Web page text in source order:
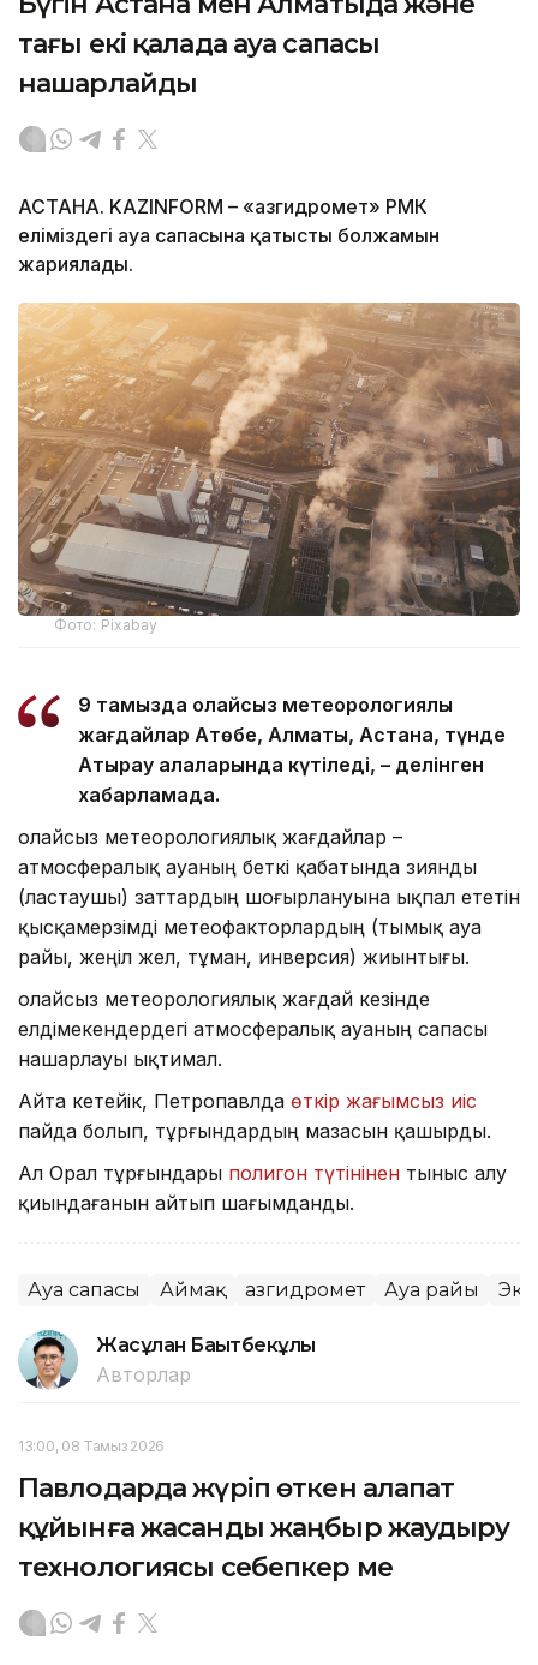
тағы екі қалада ауа сапасы
нашарлайды
АСТАНА. KAZINFORM – «Қазгидромет» РМК
еліміздегі ауа сапасына қатысты болжамын
жариялады.
Фото: Pixabay
9 тамызда қолайсыз метеорологиялық
жағдайлар Ақтөбе, Алматы, Астана, түнде
Атырау қалаларында күтіледі, – делінген
хабарламада.
Қолайсыз метеорологиялық жағдайлар –
атмосфералық ауаның беткі қабатында зиянды
(ластаушы) заттардың шоғырлануына ықпал ететін
қысқамерзімді метеофакторлардың (тымық ауа
райы, жеңіл жел, тұман, инверсия) жиынтығы.
Қолайсыз метеорологиялық жағдай кезінде
елдімекендердегі атмосфералық ауаның сапасы
нашарлауы ықтимал.
Айта кетейік, Петропавлда өткір жағымсыз иіс
пайда болып, тұрғындардың мазасын қашырды.
Ал Орал тұрғындары полигон түтінінен тыныс алу
қиындағанын айтып шағымданды.
Ауа сапасы Аймақ Қазгидромет Ауа райы
Жасұлан Бақытбекұлы
Авторлар
13:00, 08 Тамыз 2026
Павлодарда жүріп өткен алапат
құйынға жасанды жаңбыр жаудыру
технологиясы себепкер ме